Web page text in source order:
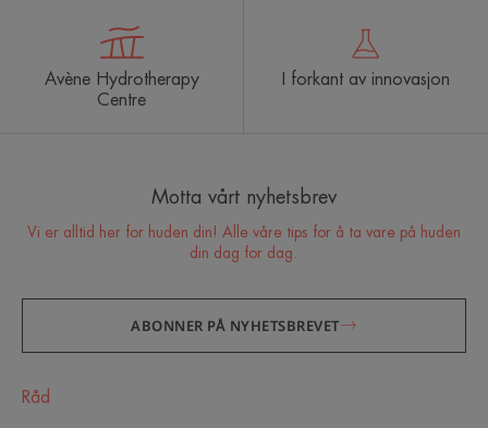
Avène Hydrotherapy
Centre
I forkant av innovasjon
Motta vårt nyhetsbrev
Vi er alltid her for huden din! Alle våre tips for å ta vare på huden
din dag for dag.
ABONNER PÅ NYHETSBREVET
Råd